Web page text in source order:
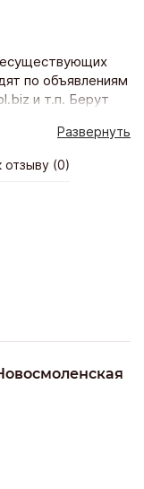
по объявлениям
и т.п. Берут
кремлевская
монтаж проект,
Развернуть
отзыву (0)